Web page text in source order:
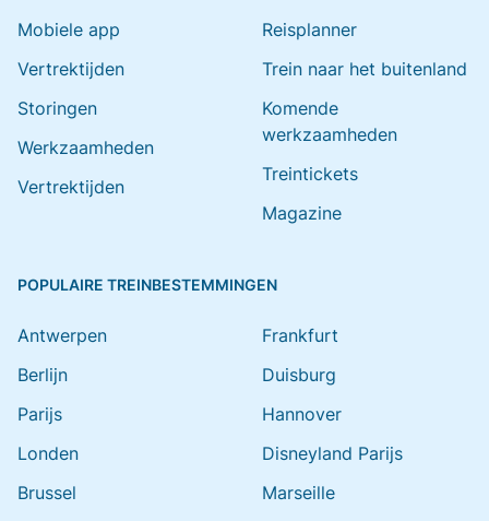
Mobiele app
Vertrektijden
Storingen
Werkzaamheden
Vertrektijden
Reisplanner
Trein naar het buitenland
Komende
werkzaamheden
Treintickets
Magazine
POPULAIRE TREINBESTEMMINGEN
Antwerpen
Berlijn
Parijs
Londen
Brussel
Frankfurt
Duisburg
Hannover
Disneyland Parijs
Marseille